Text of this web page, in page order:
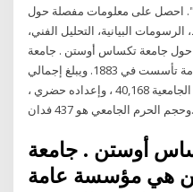
احصل على معلومات مفصلة حول
البيانية، التحليل الفني،
حول جامعة تكساس أوستن . جامعة
تكساس في أوستن هي مؤسسة عامة تأسست في 1883. ويبلغ إجمالي
عدد الطلاب المقيدين في المرحلة الجامعية 40,168 ، وإعداده حضري ،
وحجم الحرم الجامعي هو 437 فدان.
أوستن . جامعة
هي مؤسسة عامة